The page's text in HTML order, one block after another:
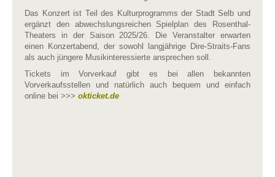
Das Konzert ist Teil des Kulturprogramms der Stadt Selb und
ergänzt den abwechslungsreichen Spielplan des Rosenthal-
Theaters in der Saison 2025/26. Die Veranstalter erwarten
einen Konzertabend, der sowohl langjährige Dire-Straits-Fans
als auch jüngere Musikinteressierte ansprechen soll.
Tickets im Vorverkauf gibt es bei allen bekannten
Vorverkaufsstellen und natürlich auch bequem und einfach
online bei >>> okticket.de